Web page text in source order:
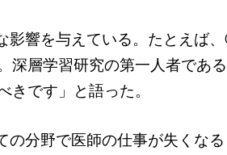
影響を与えている。たとえば
深層学習研究の第一人者である
きです」と語った。
の分野で医師の仕事が失くな